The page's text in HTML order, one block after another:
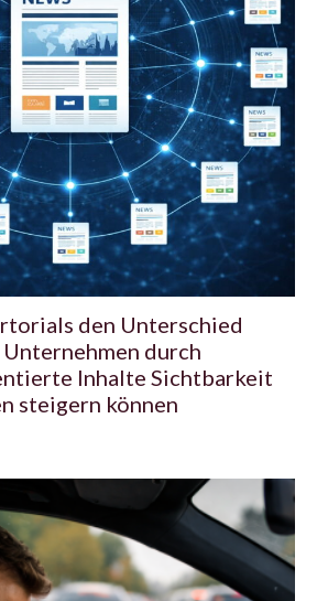
den Unterschied
durch
Inhalte Sichtbarkeit
steigern können